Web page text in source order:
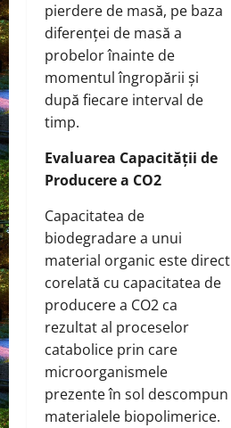
pierdere de masă, pe baza
diferenței de masă a
probelor înainte de
momentul îngropării și
după fiecare interval de
timp.
Evaluarea Capacității de
Producere a CO2
Capacitatea de
biodegradare a unui
material organic este direct
corelată cu capacitatea de
producere a CO2 ca
rezultat al proceselor
catabolice prin care
microorganismele
prezente în sol descompun
materialele biopolimerice.